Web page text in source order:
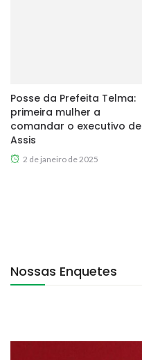
Posse da Prefeita Telma:
primeira mulher a
comandar o executivo de
Assis
2 de janeiro de 2025
Nossas Enquetes